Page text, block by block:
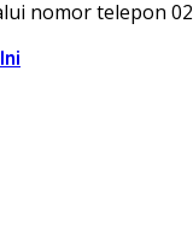
nomor telepon